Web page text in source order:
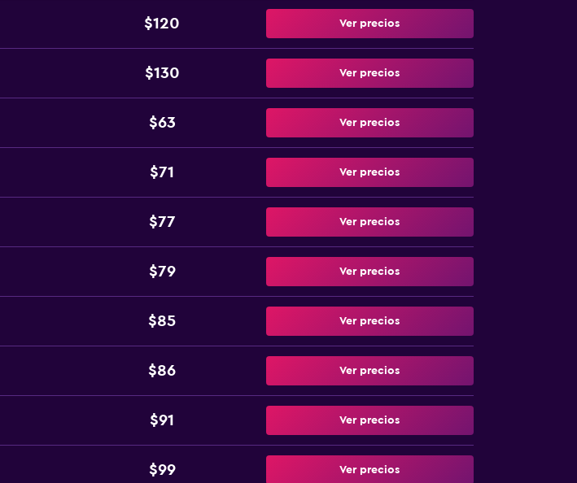
$120 Ver precios
$130 Ver precios
$63 Ver precios
$71 Ver precios
$77 Ver precios
$79 Ver precios
$85 Ver precios
$86 Ver precios
$91 Ver precios
$99 Ver precios